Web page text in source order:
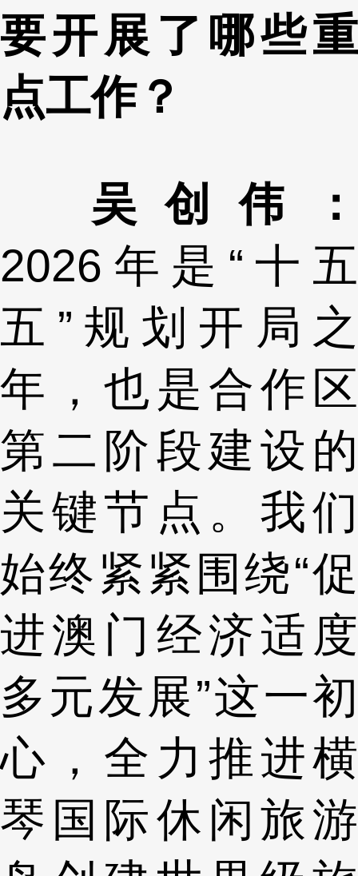
要开展了哪些重
点工作？
吴创伟：
2026年是“十五
五”规划开局之
年，也是合作区
第二阶段建设的
关键节点。我们
始终紧紧围绕“促
进澳门经济适度
多元发展”这一初
心，全力推进横
琴国际休闲旅游